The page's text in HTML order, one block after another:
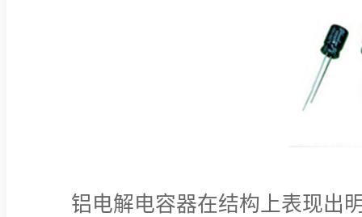
铝电解电容器在结构上表现出